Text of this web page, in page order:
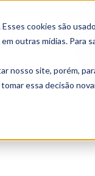
cookies são
outras mídias. Para
nosso site, porém,
essa decisão